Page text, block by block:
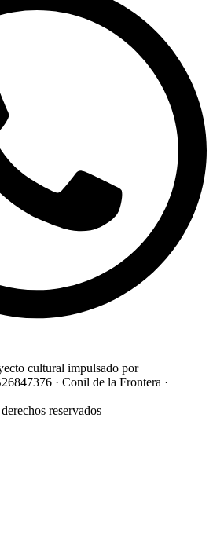
cultural impulsado por
· Conil de la Frontera ·
reservados